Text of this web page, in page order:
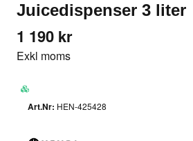
Juicedispenser 3 liter
1 190 kr
Exkl moms
HEN-425428